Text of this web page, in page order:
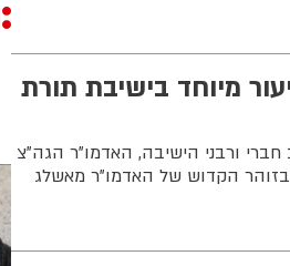
מיוחד בישיבת תורת
ורבני הישיבה, האדמו"ר הגה"צ
בזוהר הקדוש של האדמו"ר מאשלג